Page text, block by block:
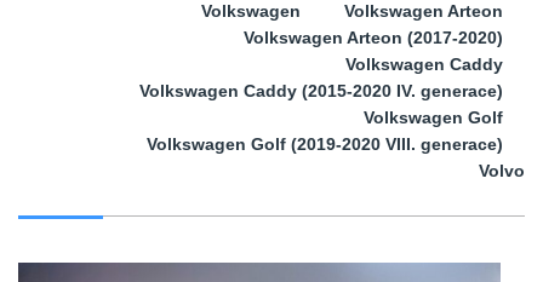
Volkswagen
Volkswagen Arteon
Volkswagen Arteon (2017-2020)
Volkswagen Caddy
Volkswagen Caddy (2015-2020 IV. generace)
Volkswagen Golf
Volkswagen Golf (2019-2020 VIII. generace)
Volvo